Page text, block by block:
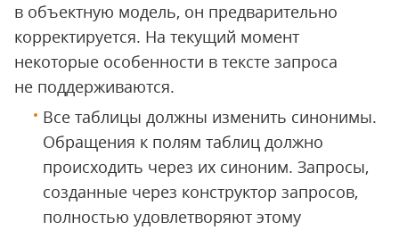
в объектную модель, он предварительно
корректируется. На текущий момент
некоторые особенности в тексте запроса
не поддерживаются.
Все таблицы должны изменить синонимы.
Обращения к полям таблиц должно
происходить через их синоним. Запросы,
созданные через конструктор запросов,
полностью удовлетворяют этому